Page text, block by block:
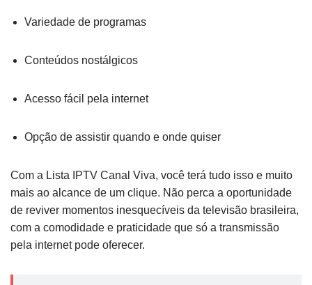
Variedade de programas
Conteúdos nostálgicos
Acesso fácil pela internet
Opção de assistir quando e onde quiser
Com a Lista IPTV Canal Viva, você terá tudo isso e muito
mais ao alcance de um clique. Não perca a oportunidade
de reviver momentos inesquecíveis da televisão brasileira,
com a comodidade e praticidade que só a transmissão
pela internet pode oferecer.